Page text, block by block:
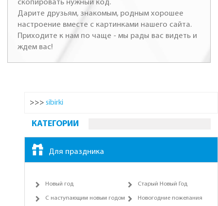
скопировать нужный код.
Дарите друзьям, знакомым, родным хорошее
настроение вместе с картинками нашего сайта.
Приходите к нам по чаще - мы рады вас видеть и
ждем вас!
>>> sibirki
КАТЕГОРИИ
Для праздника
Новый год Старый Новый Год
С наступающим новым годом Новогодние пожелания